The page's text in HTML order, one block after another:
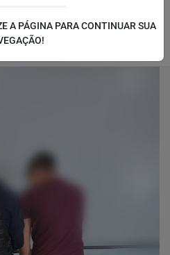
A PÁGINA PARA CONTINUAR SUA